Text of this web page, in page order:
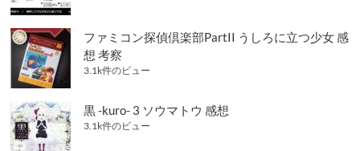
ファミコン探偵倶楽部PartII うしろに立つ少女 感
想 考察
3.1k件のビュー
黒 -kuro- 3 ソウマトウ 感想
3.1k件のビュー